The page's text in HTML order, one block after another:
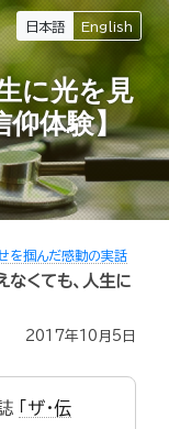
日本語 English
に光を見
仰体験】
を掴んだ感動の実話
なくても、人生に
2017年10月5日
「ザ・伝